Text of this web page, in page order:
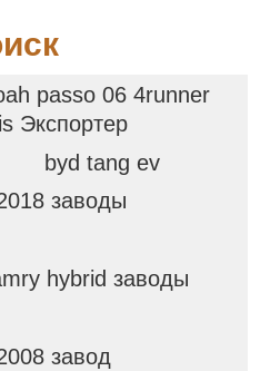
passo 06 4runner
Экспортер
byd tang ev
заводы
hybrid заводы
завод